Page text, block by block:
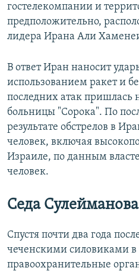
гостелекомпании и
предположительно,
лидера Ирана Али
В ответ Иран наносит
использованием ракет и
последних атак пришлась
больницы "Сорока". По
результате обстрелов в
человек, включая
Израиле, по данным
человек.
Седа
Спустя почти два года
чеченскими силовиками в
правоохранительные